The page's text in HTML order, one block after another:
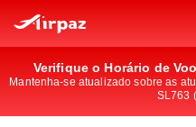
Verifique o Horário de
Mantenha-se atualizado sobre as
SL763